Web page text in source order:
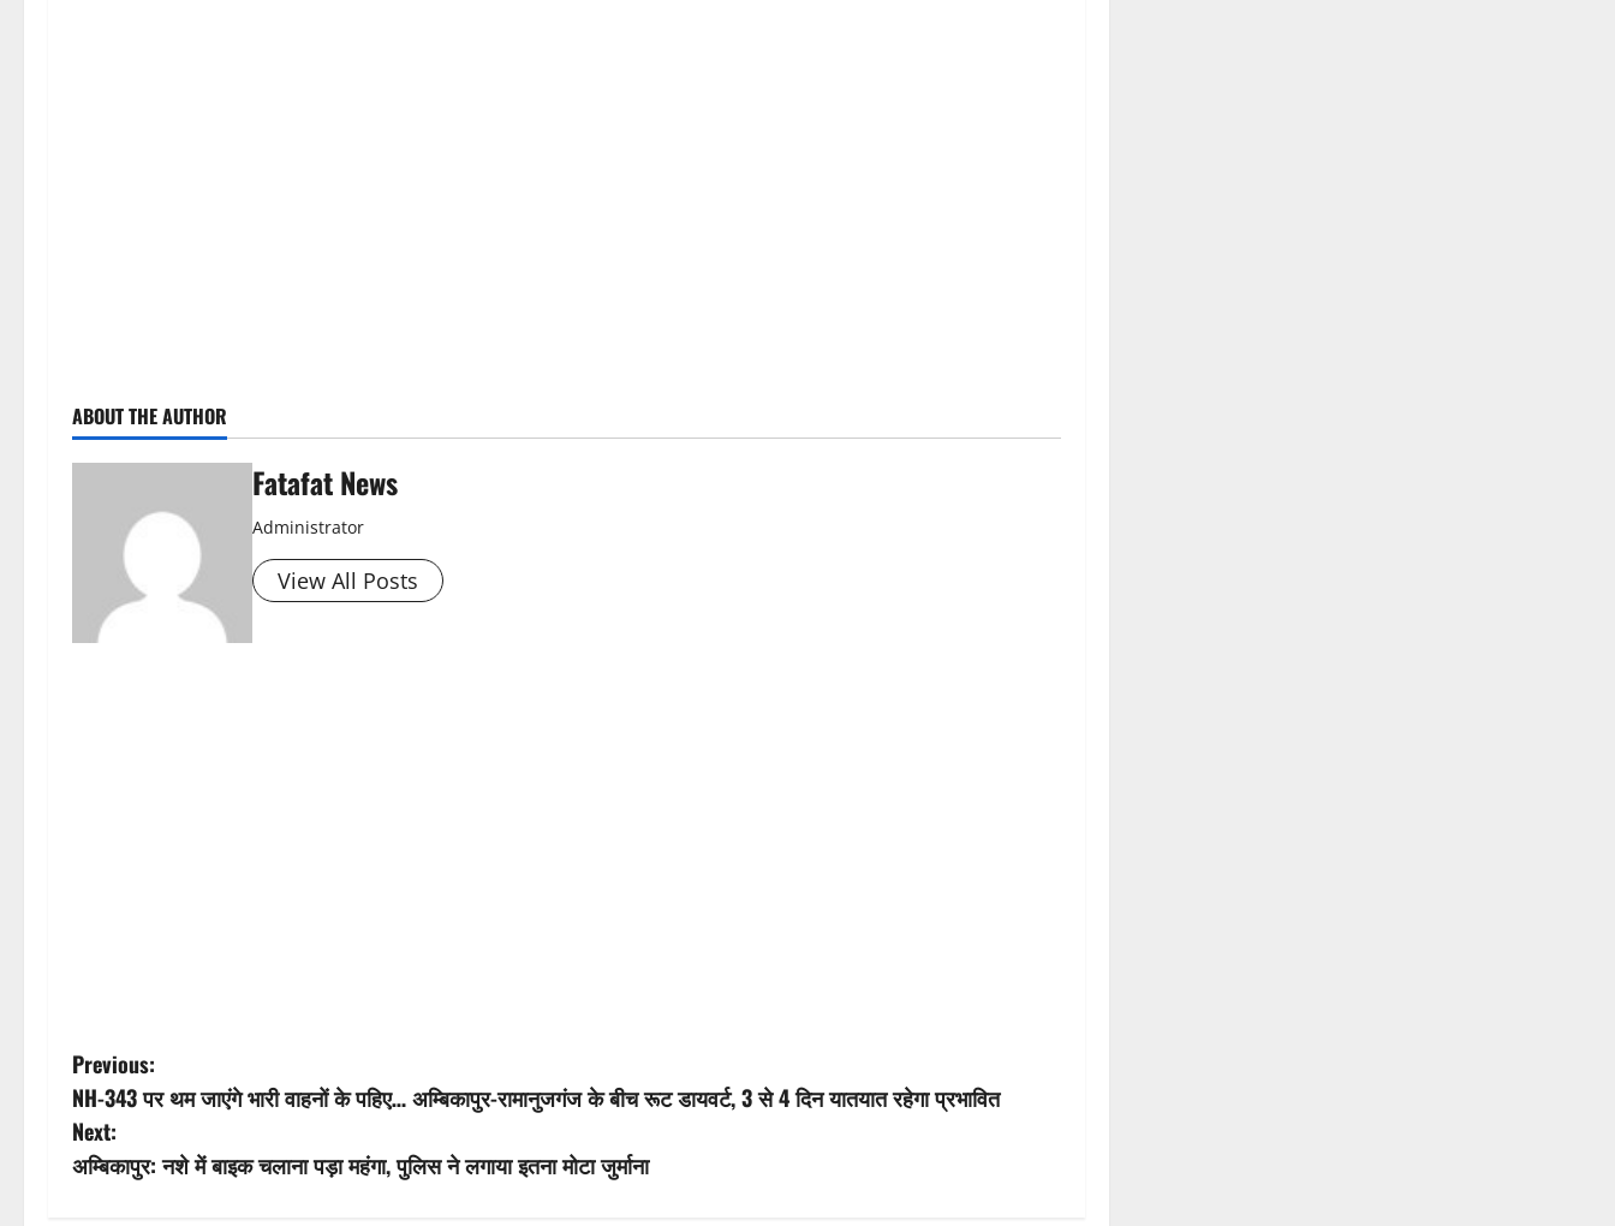
ABOUT THE AUTHOR
Fatafat News
Administrator
View All Posts
P
o
s
Previous:
NH-343 पर थम जाएंगे भारी वाहनों के पहिए… अम्बिकापुर-रामानुजगंज के बीच रूट डायवर्ट, 3 से 4 दिन यातयात रहेगा प्रभावित
Next:
अम्बिकापुर: नशे में बाइक चलाना पड़ा महंगा, पुलिस ने लगाया इतना मोटा जुर्माना